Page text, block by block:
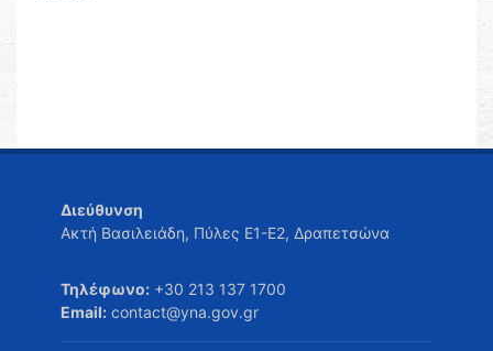
Διεύθυνση
Ακτή Βασιλειάδη, Πύλες Ε1-Ε2, Δραπετσώνα
Τηλέφωνο: +30 213 137 1700
Email: contact@yna.gov.gr